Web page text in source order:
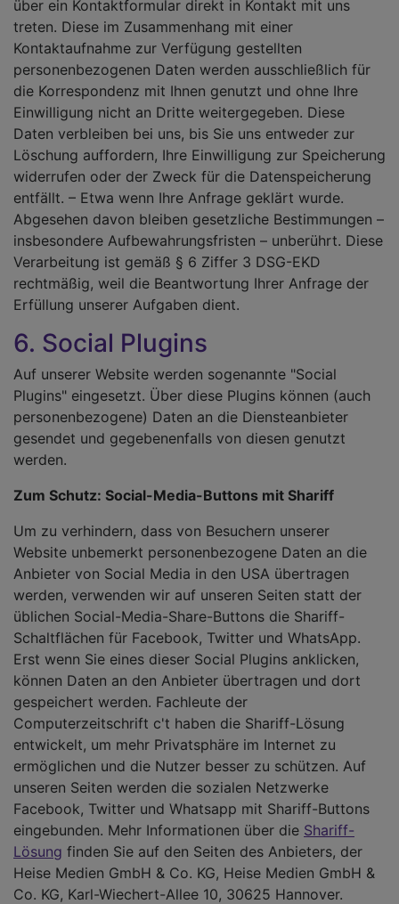
über ein Kontaktformular direkt in Kontakt mit uns
treten. Diese im Zusammenhang mit einer
Kontaktaufnahme zur Verfügung gestellten
personenbezogenen Daten werden ausschließlich für
die Korrespondenz mit Ihnen genutzt und ohne Ihre
Einwilligung nicht an Dritte weitergegeben. Diese
Daten verbleiben bei uns, bis Sie uns entweder zur
Löschung auffordern, Ihre Einwilligung zur Speicherung
widerrufen oder der Zweck für die Datenspeicherung
entfällt. – Etwa wenn Ihre Anfrage geklärt wurde.
Abgesehen davon bleiben gesetzliche Bestimmungen –
insbesondere Aufbewahrungsfristen – unberührt. Diese
Verarbeitung ist gemäß § 6 Ziffer 3 DSG-EKD
rechtmäßig, weil die Beantwortung Ihrer Anfrage der
Erfüllung unserer Aufgaben dient.
6. Social Plugins
Auf unserer Website werden sogenannte "Social
Plugins" eingesetzt. Über diese Plugins können (auch
personenbezogene) Daten an die Diensteanbieter
gesendet und gegebenenfalls von diesen genutzt
werden.
Zum Schutz: Social-Media-Buttons mit Shariff
Um zu verhindern, dass von Besuchern unserer
Website unbemerkt personenbezogene Daten an die
Anbieter von Social Media in den USA übertragen
werden, verwenden wir auf unseren Seiten statt der
üblichen Social-Media-Share-Buttons die Shariff-
Schaltflächen für Facebook, Twitter und WhatsApp.
Erst wenn Sie eines dieser Social Plugins anklicken,
können Daten an den Anbieter übertragen und dort
gespeichert werden. Fachleute der
Computerzeitschrift c't haben die Shariff-Lösung
entwickelt, um mehr Privatsphäre im Internet zu
ermöglichen und die Nutzer besser zu schützen. Auf
unseren Seiten werden die sozialen Netzwerke
Facebook, Twitter und Whatsapp mit Shariff-Buttons
eingebunden. Mehr Informationen über die Shariff-
Lösung finden Sie auf den Seiten des Anbieters, der
Heise Medien GmbH & Co. KG, Heise Medien GmbH &
Co. KG, Karl-Wiechert-Allee 10, 30625 Hannover.